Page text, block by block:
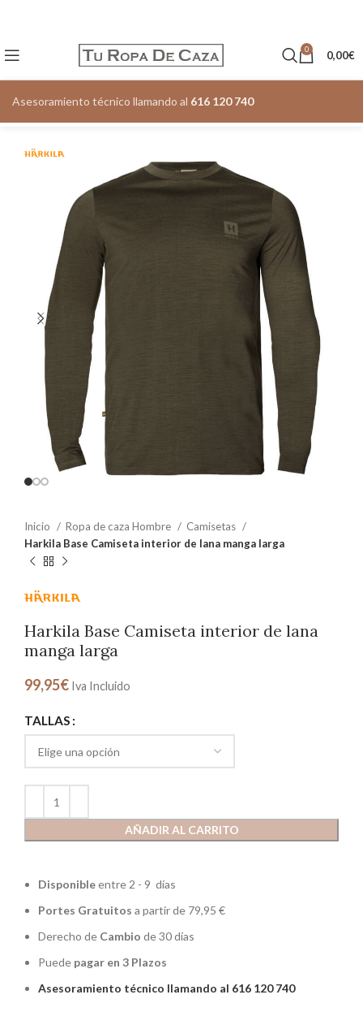
0 0,00€
Asesoramiento técnico llamando al 616 120 740
Inicio Ropa de caza Hombre
Camisetas
Harkila Base Camiseta interior de lana manga larga
Harkila Base Camiseta interior de lana
manga larga
99,95€ Iva Incluido
TALLAS
AÑADIR AL CARRITO
Disponibleentre 2 - 9 días
Portes Gratuitos a partir de 79,95 €
Derecho de Cambio de 30 días
Puede pagar en 3 Plazos
Asesoramiento técnico llamando al 616 120 740